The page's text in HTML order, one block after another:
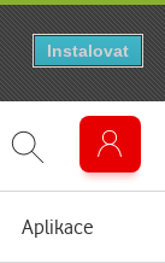
Aplikace
Instalovat